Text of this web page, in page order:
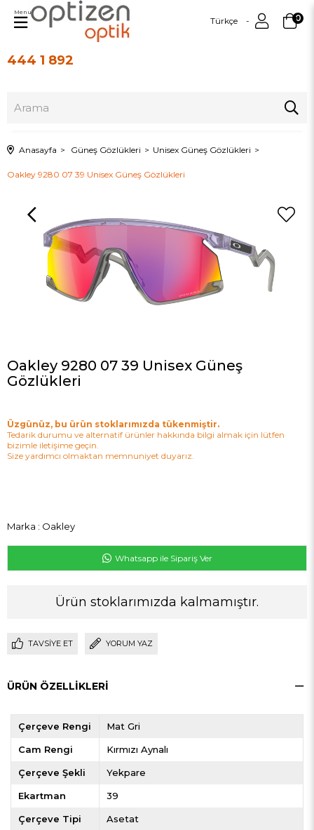
444 1 892
Türkçe 0
Menu
Anasayfa Güneş Gözlükleri Unisex Güneş Gözlükleri
Oakley 9280 07 39 Unisex Güneş Gözlükleri
Oakley 9280 07 39 Unisex Güneş
Gözlükleri
Üzgünüz, bu ürün stoklarımızda tükenmiştir.
Tedarik durumu ve alternatif ürünler hakkında bilgi almak için lütfen
bizimle iletişime geçin.
Size yardımcı olmaktan memnuniyet duyarız.
Marka : Oakley
Whatsapp ile Sipariş Ver
Ürün stoklarımızda kalmamıştır.
TAVSIYE ET YORUM YAZ
ÜRÜN ÖZELLIKLERI
Çerçeve Rengi Mat Gri
Cam Rengi Kırmızı Aynalı
Çerçeve Şekli Yekpare
Ekartman 39
Çerçeve Tipi Asetat